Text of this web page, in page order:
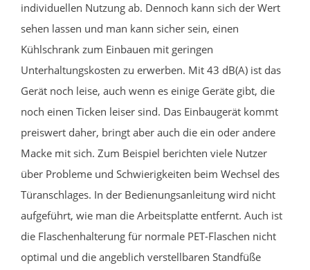
individuellen Nutzung ab. Dennoch kann sich der Wert
sehen lassen und man kann sicher sein, einen
Kühlschrank zum Einbauen mit geringen
Unterhaltungskosten zu erwerben. Mit 43 dB(A) ist das
Gerät noch leise, auch wenn es einige Geräte gibt, die
noch einen Ticken leiser sind. Das Einbaugerät kommt
preiswert daher, bringt aber auch die ein oder andere
Macke mit sich. Zum Beispiel berichten viele Nutzer
über Probleme und Schwierigkeiten beim Wechsel des
Türanschlages. In der Bedienungsanleitung wird nicht
aufgeführt, wie man die Arbeitsplatte entfernt. Auch ist
die Flaschenhalterung für normale PET-Flaschen nicht
optimal und die angeblich verstellbaren Standfüße